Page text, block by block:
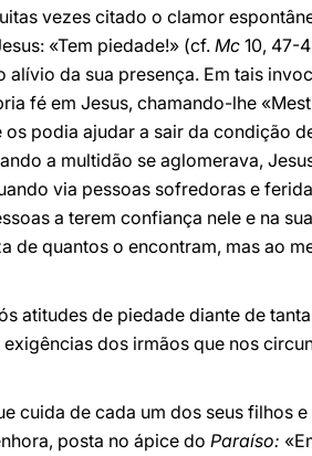
vezes citado o clamor
«Tem piedade!» (cf. Mc 10, 47-
da sua presença. Em tais
fé em Jesus, chamando-lhe
podia ajudar a sair da condição
a multidão se aglomerava,
via pessoas sofredoras e
a terem confiança nele e na
de quantos o encontram, mas ao
atitudes de piedade diante de
dos irmãos que nos
cuida de cada um dos seus filhos
posta no ápice do Paraíso: